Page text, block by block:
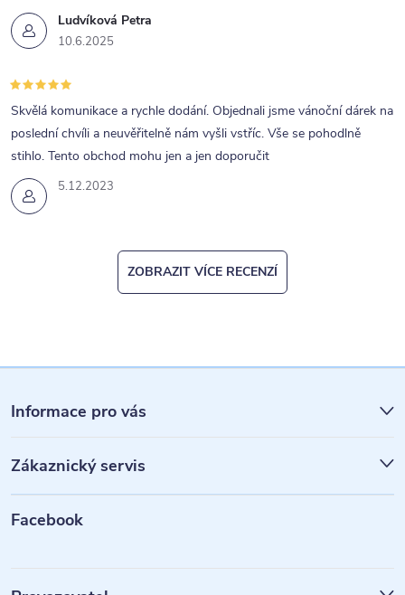
Ludvíková Petra
10.6.2025
5.12.2023
Skvělá komunikace a rychle dodání. Objednali jsme vánoční dárek na
poslední chvíli a neuvěřitelně nám vyšli vstříc. Vše se pohodlně
stihlo. Tento obchod mohu jen a jen doporučit
ZOBRAZIT VÍCE RECENZÍ
á
p
a
Informace pro vás
Zákaznický servis
Facebook